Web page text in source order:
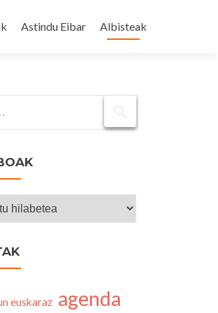
Astindu Eibar Albisteak
euskaraz agenda